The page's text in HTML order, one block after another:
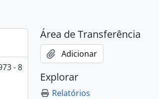
- 8
Área de Transferência
Adicionar
Explorar
Relatórios